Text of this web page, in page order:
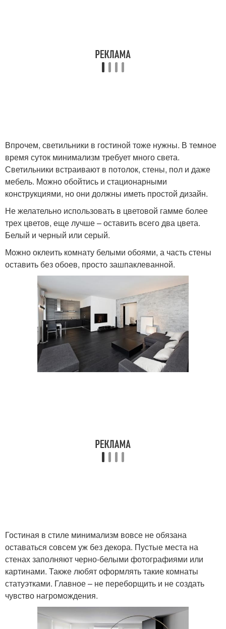
Впрочем, светильники в гостиной тоже нужны. В темное
время суток минимализм требует много света.
Светильники встраивают в потолок, стены, пол и даже
мебель. Можно обойтись и стационарными
конструкциями, но они должны иметь простой дизайн.
Не желательно использовать в цветовой гамме более
трех цветов, еще лучше – оставить всего два цвета.
Белый и черный или серый.
Можно оклеить комнату белыми обоями, а часть стены
оставить без обоев, просто зашпаклеванной.
Гостиная в стиле минимализм вовсе не обязана
оставаться совсем уж без декора. Пустые места на
стенах заполняют черно-белыми фотографиями или
картинами. Также любят оформлять такие комнаты
статуэтками. Главное – не переборщить и не создать
чувство нагромождения.